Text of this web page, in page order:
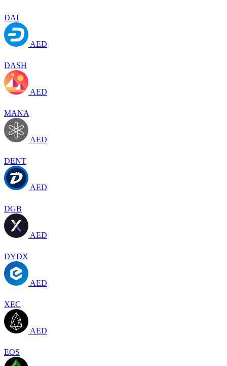
DAI
AED
DASH
AED
MANA
AED
DENT
AED
DGB
AED
DYDX
AED
XEC
AED
EOS